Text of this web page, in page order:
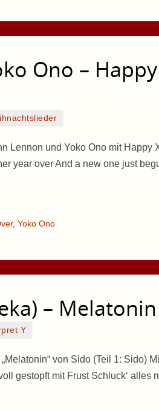
Ono –
Lennon und Yoko Ono mit Happy
year over And a new one just
, Yoko Ono
– Melatonin
Y
von Sido (Teil 1: Sido)
gestopft mit Frust Schluck‘ alles